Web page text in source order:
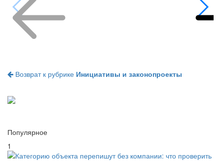
Возврат к рубрике Инициативы и законопроекты
Популярное
1